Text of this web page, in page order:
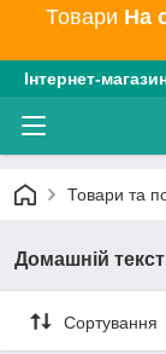
Товари На
Інтернет-
Товари та
Домашній
Сортування